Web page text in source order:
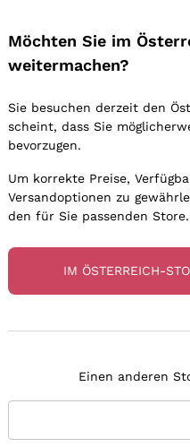
Occhipinti
Biondi Santi
Argiolas
Zenato
Ca' dei Frati
Informationen finden Sie in unserem
Möchten Sie im
weitermachen?
Sie besuchen derzeit den
scheint, dass Sie
bevorzugen.
Um korrekte Preise,
Versandoptionen zu
den für Sie passenden Store.
IM ÖSTERREICH-
Einen anderen